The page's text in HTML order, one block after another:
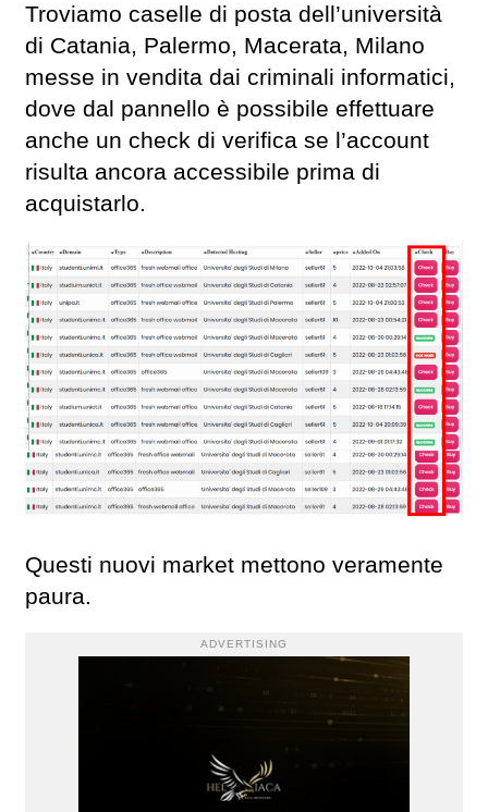
Troviamo caselle di posta dell’università
di Catania, Palermo, Macerata, Milano
messe in vendita dai criminali informatici,
dove dal pannello è possibile effettuare
anche un check di verifica se l’account
risulta ancora accessibile prima di
acquistarlo.
Questi nuovi market mettono veramente
paura.
ADVERTISING